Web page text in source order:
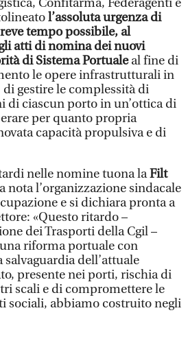
Confitarma, Federagenti e
l’assoluta urgenza di
tempo possibile, al
atti di nomina dei nuovi
di Sistema Portualeal fine di
le opere infrastrutturali in
gestire le complessità di
di ciascun porto in un’ottica di
per quanto propria
capacità propulsiva e di
nelle nomine tuona laFilt
nota l’organizzazione sindacale
e si dichiara pronta a
«Questo ritardo –
dei Trasporti della Cgil –
riforma portuale con
dell’attuale
presente nei porti, rischia di
scali e di compromettere le
sociali, abbiamo costruito negli